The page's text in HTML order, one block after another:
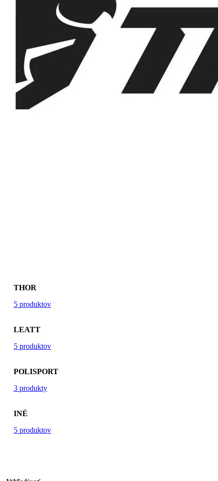
THOR
5 produktov
LEATT
5 produktov
POLISPORT
3 produkty
INÉ
5 produktov